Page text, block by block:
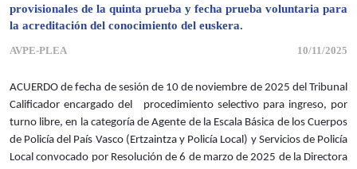
provisionales de la quinta prueba y fecha prueba voluntaria para
la acreditación del conocimiento del euskera.
AVPE-PLEA 10/11/2025
ACUERDO de fecha de sesión de 10 de noviembre de 2025 del Tribunal
Calificador encargado del procedimiento selectivo para ingreso, por
turno libre, en la categoría de Agente de la Escala Básica de los Cuerpos
de Policía del País Vasco (Ertzaintza y Policía Local) y Servicios de Policía
Local convocado por Resolución de 6 de marzo de 2025 de la Directora